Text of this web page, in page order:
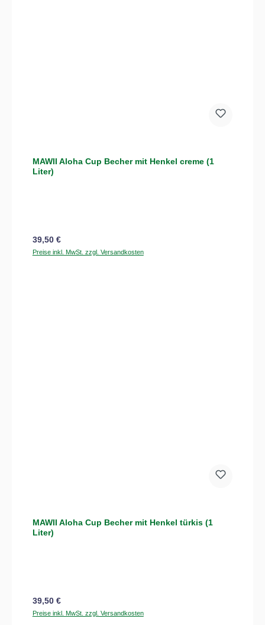
MAWII Aloha Cup Becher mit Henkel creme (1
Liter)
Regulärer Preis:
39,50 €
Preise inkl. MwSt. zzgl. Versandkosten
MAWII Aloha Cup Becher mit Henkel türkis (1
Liter)
Regulärer Preis:
39,50 €
Preise inkl. MwSt. zzgl. Versandkosten